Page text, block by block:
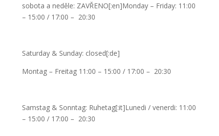
sobota a neděle: ZAVŘENO[:en]Monday – Friday: 11:00
– 15:00 / 17:00 – 20:30
Saturday & Sunday: closed[:de]
Montag – Freitag 11:00 – 15:00 / 17:00 – 20:30
Samstag & Sonntag: Ruhetag[:it]Lunedi / venerdi: 11:00
– 15:00 / 17:00 – 20:30